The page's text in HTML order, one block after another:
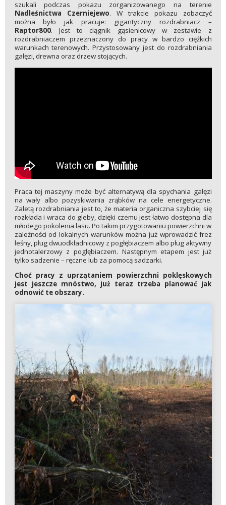
szukali podczas pokazu zorganizowanego na terenie
Nadleśnictwa Czerniejewo. W trakcie pokazu zobaczyć
można było jak pracuje: gigantyczny rozdrabniacz –
Raptor800. Jest to ciągnik gąsienicowy w zestawie z
rozdrabniaczem przeznaczony do pracy w bardzo ciężkich
warunkach terenowych. Przystosowany jest do rozdrabniania
gałęzi, drewna oraz drzew stojących.
Praca tej maszyny może być alternatywą dla spychania gałęzi
na wały albo pozyskiwania zrąbków na cele energetyczne.
Zaletą rozdrabniania jest to, że materia organiczna szybciej się
rozkłada i wraca do gleby, dzięki czemu jest łatwo dostępna dla
młodego pokolenia lasu. Po takim przygotowaniu powierzchni w
zależności od lokalnych warunków można już wprowadzić frez
leśny, pług dwuodkładnicowy z pogłębiaczem albo pług aktywny
jednotalerzowy z pogłębiaczem. Następnym etapem jest już
tylko sadzenie – ręczne lub za pomocą sadzarki.
Choć pracy z uprzątaniem powierzchni poklęskowych
jest jeszcze mnóstwo, już teraz trzeba planować jak
odnowić te obszary.